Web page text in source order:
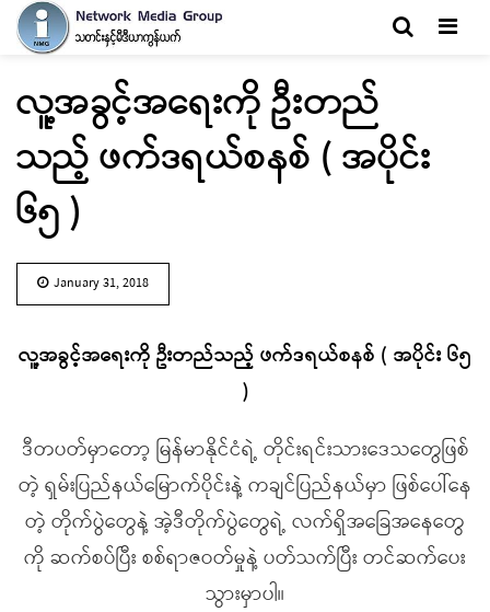
လူ့အခွင့်အရေးကို ဦးတည်
သည့် ဖက်ဒရယ်စနစ် ( အပိုင်း
၆၅ )
January 31, 2018
လူ့အခွင့်အရေးကို ဦးတည်သည့် ဖက်ဒရယ်စနစ် ( အပိုင်း ၆၅
)
ဒီတပတ်မှာတော့ မြန်မာနိုင်ငံရဲ့ တိုင်းရင်းသားဒေသတွေဖြစ်
တဲ့ ရှမ်းပြည်နယ်မြောက်ပိုင်းနဲ့ ကချင်ပြည်နယ်မှာ ဖြစ်ပေါ်နေ
တဲ့ တိုက်ပွဲတွေနဲ့ အဲ့ဒီတိုက်ပွဲတွေရဲ့ လက်ရှိအခြေအနေတွေ
ကို ဆက်စပ်ပြီး စစ်ရာဇဝတ်မှုနဲ့ ပတ်သက်ပြီး တင်ဆက်ပေး
သွားမှာပါ။